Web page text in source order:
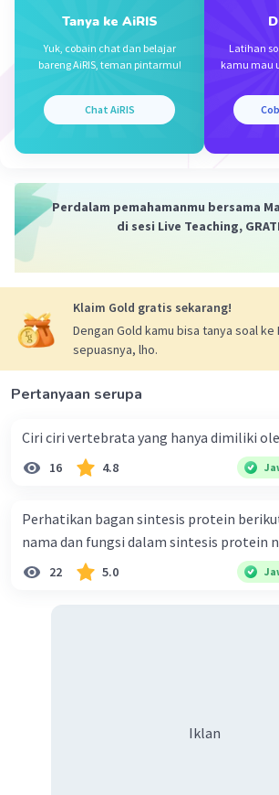
Gen warna bulu:
Hitam (dominan): H
Putih (resesif): h
Dengan menggunakan data hasil
menghitung frekuensi
kombinasi gen. Berikut adalah
Marmut hitam mata normal
Marmut putih mata normal
Frekuensi rekombinan dapat
kombinasi alel yang tidak sesuai
orang tua dan membaginya
keturunan.
Tanya ke AiRIS
Yuk, cobain chat dan belajar
bareng AiRIS, teman pintarmu!
Chat AiRIS
Latihan
kamu mau
Perdalam pemahamanmu bersama
di sesi Live Teaching,
Klaim Gold gratis sekarang!
Dengan Gold kamu bisa tanya soal ke
sepuasnya, lho.
Pertanyaan serupa
Ciri ciri vertebrata yang hanya dimiliki
16 4.8
Perhatikan bagan sintesis protein berikut! a.
nama dan fungsi dalam sintesis protein
22 5.0
Iklan